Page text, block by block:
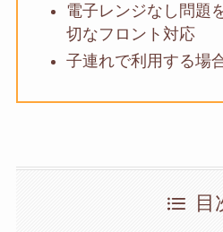
電子レンジなし問題
切なフロント対応
子連れで利用する場
目